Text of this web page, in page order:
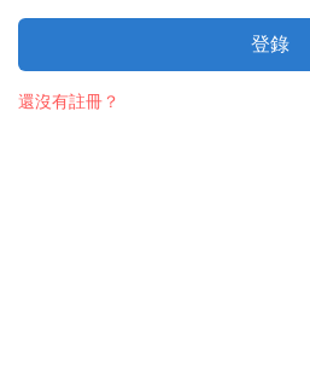
登錄
還沒有註冊？